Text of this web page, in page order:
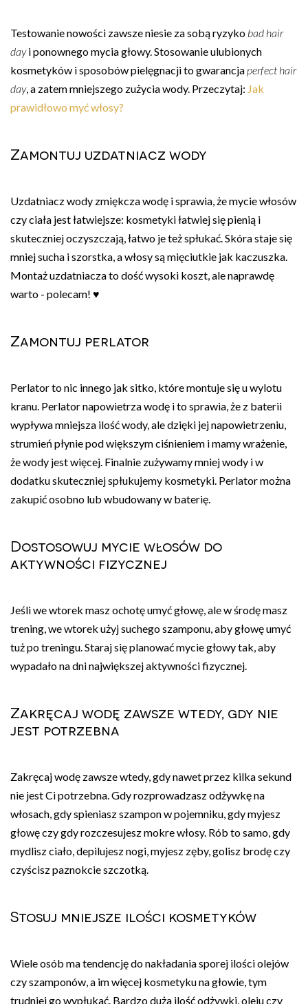
Testowanie nowości zawsze niesie za sobą ryzyko bad hair
dayi ponownego mycia głowy. Stosowanie ulubionych
kosmetyków i sposobów pielęgnacji to gwarancja perfect hair
day, a zatem mniejszego zużycia wody. Przeczytaj: Jak
prawidłowo myć włosy?
Zamontuj uzdatniacz wody
Uzdatniacz wody zmiękcza wodę i sprawia, że mycie włosów
czy ciała jest łatwiejsze: kosmetyki łatwiej się pienią i
skuteczniej oczyszczają, łatwo je też spłukać. Skóra staje się
mniej sucha i szorstka, a włosy są mięciutkie jak kaczuszka.
Montaż uzdatniacza to dość wysoki koszt, ale naprawdę
warto - polecam! ♥
Zamontuj perlator
Perlator to nic innego jak sitko, które montuje się u wylotu
kranu. Perlator napowietrza wodę i to sprawia, że z baterii
wypływa mniejsza ilość wody, ale dzięki jej napowietrzeniu,
strumień płynie pod większym ciśnieniem i mamy wrażenie,
że wody jest więcej. Finalnie zużywamy mniej wody i w
dodatku skuteczniej spłukujemy kosmetyki. Perlator można
zakupić osobno lub wbudowany w baterię.
Dostosowuj mycie włosów do
aktywności fizycznej
Jeśli we wtorek masz ochotę umyć głowę, ale w środę masz
trening, we wtorek użyj suchego szamponu, aby głowę umyć
tuż po treningu. Staraj się planować mycie głowy tak, aby
wypadało na dni największej aktywności fizycznej.
Zakręcaj wodę zawsze wtedy, gdy nie
jest potrzebna
Zakręcaj wodę zawsze wtedy, gdy nawet przez kilka sekund
nie jest Ci potrzebna. Gdy rozprowadzasz odżywkę na
włosach, gdy spieniasz szampon w pojemniku, gdy myjesz
głowę czy gdy rozczesujesz mokre włosy. Rób to samo, gdy
mydlisz ciało, depilujesz nogi, myjesz zęby, golisz brodę czy
czyścisz paznokcie szczotką.
Stosuj mniejsze ilości kosmetyków
Wiele osób ma tendencję do nakładania sporej ilości olejów
czy szamponów, a im więcej kosmetyku na głowie, tym
trudniej go wypłukać. Bardzo duża ilość odżywki, oleju czy